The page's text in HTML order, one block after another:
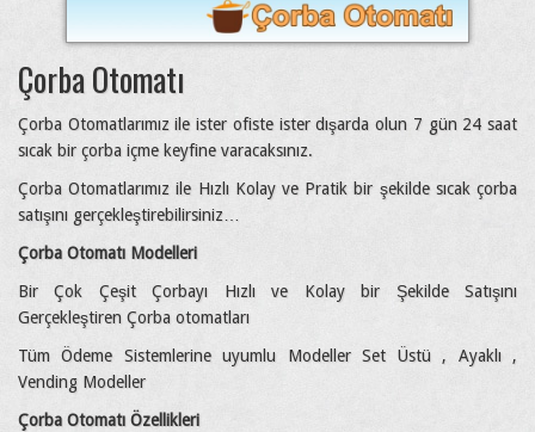
Çorba Otomatı
Çorba Otomatlarımız ile ister ofiste ister dışarda olun 7 gün 24 saat
sıcak bir çorba içme keyfine varacaksınız.
Çorba Otomatlarımız ile Hızlı Kolay ve Pratik bir şekilde sıcak çorba
satışını gerçekleştirebilirsiniz…
Çorba Otomatı Modelleri
Bir Çok Çeşit Çorbayı Hızlı ve Kolay bir Şekilde Satışını
Gerçekleştiren Çorba otomatları
Tüm Ödeme Sistemlerine uyumlu Modeller Set Üstü , Ayaklı ,
Vending Modeller
Çorba Otomatı Özellikleri